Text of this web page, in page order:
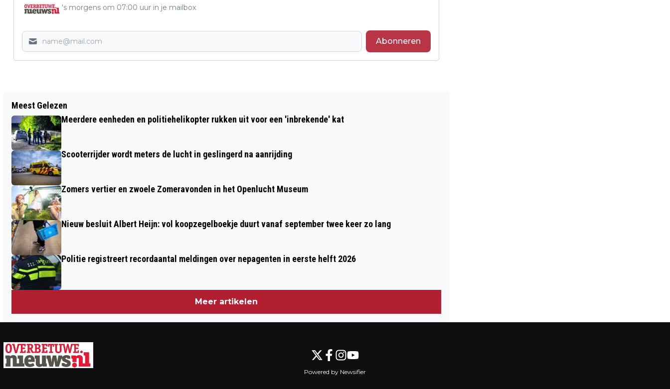
's morgens om 07:00 uur in je mailbox
Abonneren
WONINGBOUW OP BIEZENKAMP IN DRIEL
EEN STAP VERDER
DEMENTIE" IN OVERBETUWE
Meest Gelezen
Meerdere eenheden en politiehelikopter rukken uit voor een 'inbrekende' kat
Scooterrijder wordt meters de lucht in geslingerd na aanrijding
Zomers vertier en zwoele Zomeravonden in het Openlucht Museum
Nieuw besluit Albert Heijn: vol koopzegelboekje duurt vanaf september twee keer zo lang
Politie registreert recordaantal meldingen over nepagenten in eerste helft 2026
Meer artikelen
Powered by Newsifier